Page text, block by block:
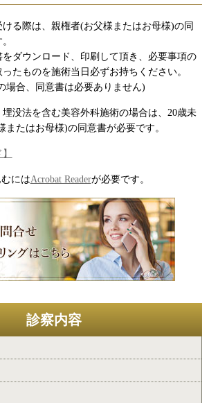
る際は、親権者(お父様またはお母様)の同
ダウンロード、印刷して頂き、必要事項の
たものを施術当日必ずお持ちください。
場合、同意書は必要ありません)
埋没法を含む美容外科施術の場合は、20歳未
またはお母様)の同意書が必要です。
にはAcrobat Readerが必要です。
診察内容